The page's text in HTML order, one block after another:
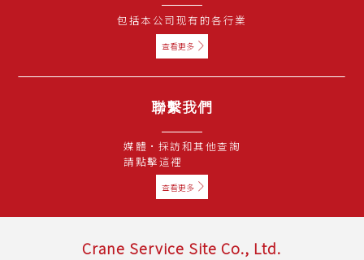
包括本公司现有的各行業
查看更多
聯繫我們
媒體·採訪和其他查詢
請點擊這裡
查看更多
Crane Service Site Co., Ltd.